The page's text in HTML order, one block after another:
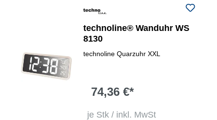
technoline® Wanduhr WS
8130
technoline Quarzuhr XXL
74,36 €*
je Stk / inkl. MwSt